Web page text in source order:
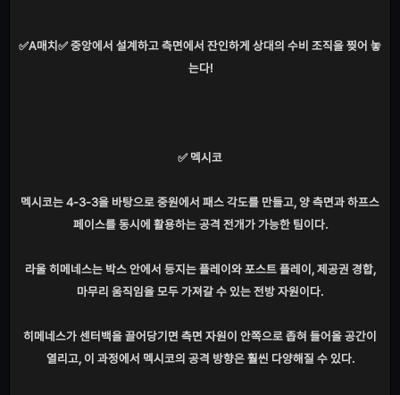
✅A매치✅ 중앙에서 설계하고 측면에서 잔인하게 상대의 수비 조직을 찢어 놓
는다!
✅ 멕시코
멕시코는 4-3-3을 바탕으로 중원에서 패스 각도를 만들고, 양 측면과 하프스
페이스를 동시에 활용하는 공격 전개가 가능한 팀이다.
라울 히메네스는 박스 안에서 등지는 플레이와 포스트 플레이, 제공권 경합,
마무리 움직임을 모두 가져갈 수 있는 전방 자원이다.
히메네스가 센터백을 끌어당기면 측면 자원이 안쪽으로 좁혀 들어올 공간이
열리고, 이 과정에서 멕시코의 공격 방향은 훨씬 다양해질 수 있다.